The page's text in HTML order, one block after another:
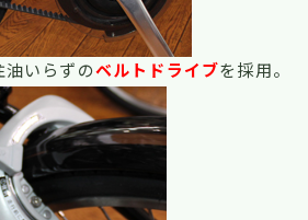
いらずのベルトドライブを採用。